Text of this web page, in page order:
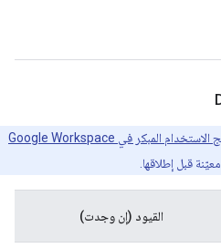
برنامج الاستخدام المبكر في Google Workspace
قبل إطلاقها.
القيود (إن وجدت)